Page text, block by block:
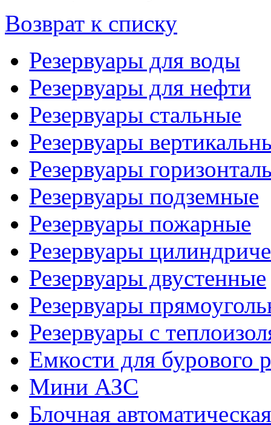
Возврат к списку
Резервуары для воды
Резервуары для нефти
Резервуары стальные
Резервуары
Резервуары
Резервуары подземные
Резервуары пожарные
Резервуары
Резервуары двустенные
Резервуары
Резервуары с
Емкости для бурового
Мини АЗС
Блочная